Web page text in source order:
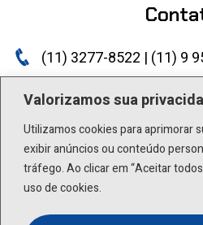
Valorizamos sua
Utilizamos cookies para aprimorar
exibir anúncios ou conteúdo
tráfego. Ao clicar em “Aceitar
uso de cookies.
(11) 3277-8522 | (11) 9
lactea@lactea.com.br